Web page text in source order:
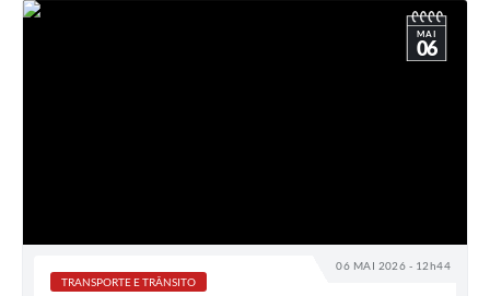
06 MAI 2026 - 12h44
MAI
06
TRANSPORTE E TRÂNSITO